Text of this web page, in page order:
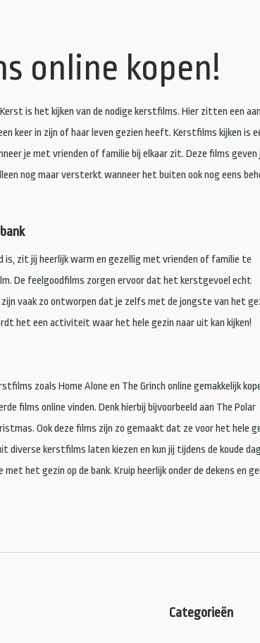
online kopen!
is het kijken van de nodige kerstfilms. Hier zitten een
keer in zijn of haar leven gezien heeft. Kerstfilms kijken is
je met vrienden of familie bij elkaar zit. Deze films geven
nog maar versterkt wanneer het buiten ook nog eens
is, zit jij heerlijk warm en gezellig met vrienden of familie te
De feelgoodfilms zorgen ervoor dat het kerstgevoel echt
vaak zo ontworpen dat je zelfs met de jongste van het
het een activiteit waar het hele gezin naar uit kan kijken!
zoals Home Alone en The Grinch online gemakkelijk
films online vinden. Denk hierbij bijvoorbeeld aan The Polar
Ook deze films zijn zo gemaakt dat ze voor het hele
diverse kerstfilms laten kiezen en kun jij tijdens de koude
met het gezin op de bank. Kruip heerlijk onder de dekens en
Categorieën